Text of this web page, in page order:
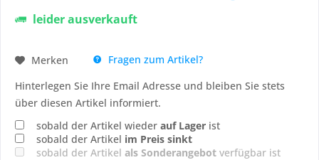
leider ausverkauft
Merken
Fragen zum Artikel?
Hinterlegen Sie Ihre Email Adresse und bleiben Sie stets
über diesen Artikel informiert.
sobald der Artikel wieder auf Lager ist
sobald der Artikel im Preis sinkt
sobald der Artikel als Sonderangebot verfügbar ist